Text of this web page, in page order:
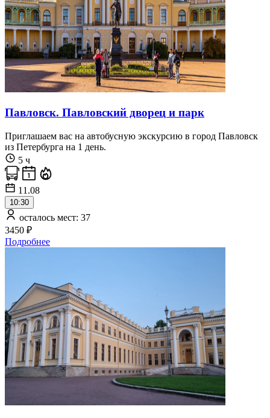
Павловск. Павловский дворец и парк
Приглашаем вас на автобусную экскурсию в город Павловск
из Петербурга на 1 день.
5 ч
11.08
10:30
осталось мест: 37
3450 ₽
Подробнее